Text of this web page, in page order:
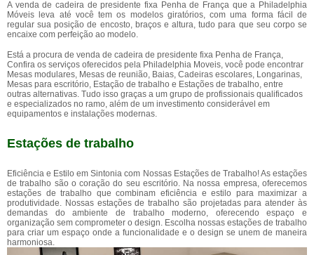
A venda de cadeira de presidente fixa Penha de França que a Philadelphia
Móveis leva até você tem os modelos giratórios, com uma forma fácil de
regular sua posição de encosto, braços e altura, tudo para que seu corpo se
encaixe com perfeição ao modelo.
Está a procura de venda de cadeira de presidente fixa Penha de França,
Confira os serviços oferecidos pela Philadelphia Moveis, você pode encontrar
Mesas modulares, Mesas de reunião, Baias, Cadeiras escolares, Longarinas,
Mesas para escritório, Estação de trabalho e Estações de trabalho, entre
outras alternativas. Tudo isso graças a um grupo de profissionais qualificados
e especializados no ramo, além de um investimento considerável em
equipamentos e instalações modernas.
Estações de trabalho
Eficiência e Estilo em Sintonia com Nossas Estações de Trabalho! As estações
de trabalho são o coração do seu escritório. Na nossa empresa, oferecemos
estações de trabalho que combinam eficiência e estilo para maximizar a
produtividade. Nossas estações de trabalho são projetadas para atender às
demandas do ambiente de trabalho moderno, oferecendo espaço e
organização sem comprometer o design. Escolha nossas estações de trabalho
para criar um espaço onde a funcionalidade e o design se unem de maneira
harmoniosa.